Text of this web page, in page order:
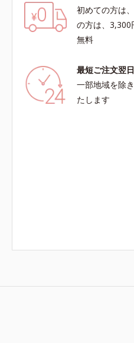
初めての方は
の方は、3,300
無料
最短ご注文翌
一部地域を除
たします